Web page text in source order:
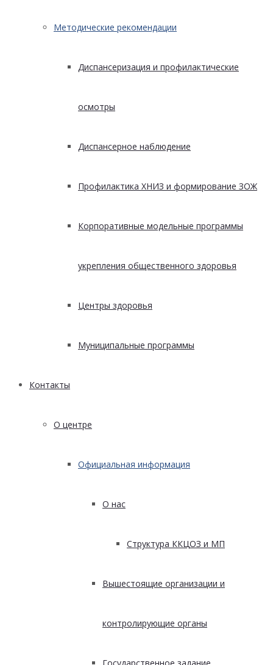
Методические рекомендации
Диспансеризация и профилактические
осмотры
Диспансерное наблюдение
Профилактика ХНИЗ и формирование ЗОЖ
Корпоративные модельные программы
укрепления общественного здоровья
Центры здоровья
Муниципальные программы
Контакты
О центре
Официальная информация
О нас
Структура ККЦОЗ и МП
Вышестоящие организации и
контролирующие органы